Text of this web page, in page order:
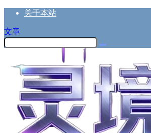
关于本站
文章